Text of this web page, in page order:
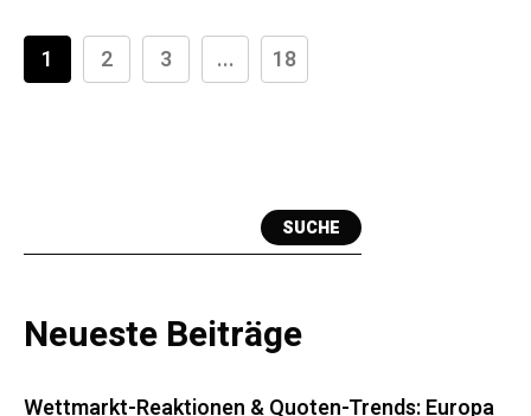
1 2 3 ... 18
SUCHE
Neueste Beiträge
Wettmarkt-Reaktionen & Quoten-Trends: Europa